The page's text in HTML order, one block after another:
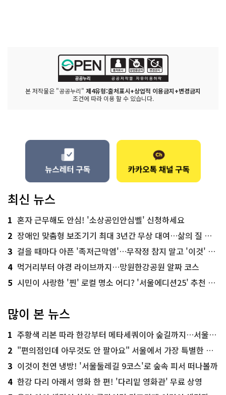
본 저작물은 "공공누리" 제4유형:출처표시+상업적 이용금지+변경금지
조건에 따라 이용 할 수 있습니다.
최신 뉴스
1 혼자 근무해도 안심! '소상공인안심벨' 신청하세요
2 장애인 맞춤형 보조기기 최대 3년간 무상 대여…삶의 질 높인다
3 걸을 때마다 아픈 '족저근막염'…무작정 참지 말고 '이것' 해보세요!
4 먹거리부터 야경 라이브까지…망원한강공원 알짜 코스
5 시민이 사랑한 '찐' 로컬 명소 어디? '서울에디션25' 추천 코스
많이 본 뉴스
1 주황색 리본 따라 한강부터 메타세쿼이아 숲길까지…서울둘레길 15코스
2 "편의점인데 아무것도 안 팔아요" 서울에서 가장 특별한 편의점의 정체
3 이것이 천연 냉방! '서울둘레길 9코스'로 숲속 피서 떠나볼까
4 한강 다리 아래서 영화 한 편! '다리밑 영화관' 무료 상영